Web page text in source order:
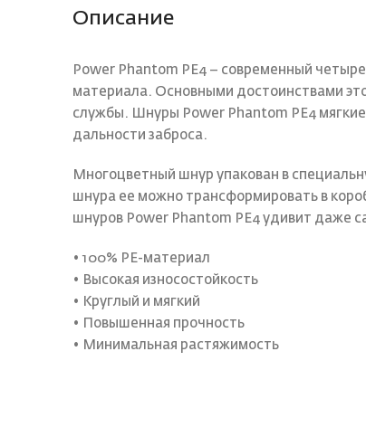
Описание
Power Phantom PE4 – современный
материала. Основными достоинствами
службы. Шнуры Power Phantom PE4
дальности заброса.
Многоцветный шнур упакован в
шнура ее можно трансформировать в
шнуров Power Phantom PE4 удивит даже
• 100% PE-материал
• Высокая износостойкость
• Круглый и мягкий
• Повышенная прочность
• Минимальная растяжимость